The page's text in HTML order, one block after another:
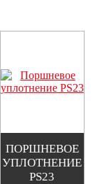
ПОРШНЕВОЕ
УПЛОТНЕНИЕ
PS23